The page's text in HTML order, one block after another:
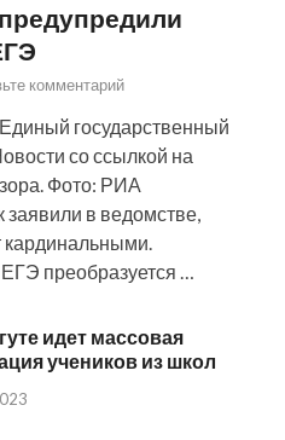
комментарий
государственный
со ссылкой на
Фото: РИА
в ведомстве,
кардинальными.
преобразуется …
идет массовая
учеников из школ